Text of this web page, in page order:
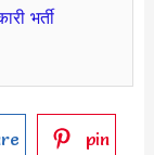
भर्ती
pin